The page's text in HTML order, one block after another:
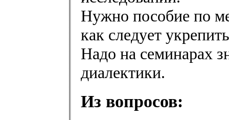
Нужно пособие по
как следует
Надо на семинарах
диалектики.
Из вопросов: